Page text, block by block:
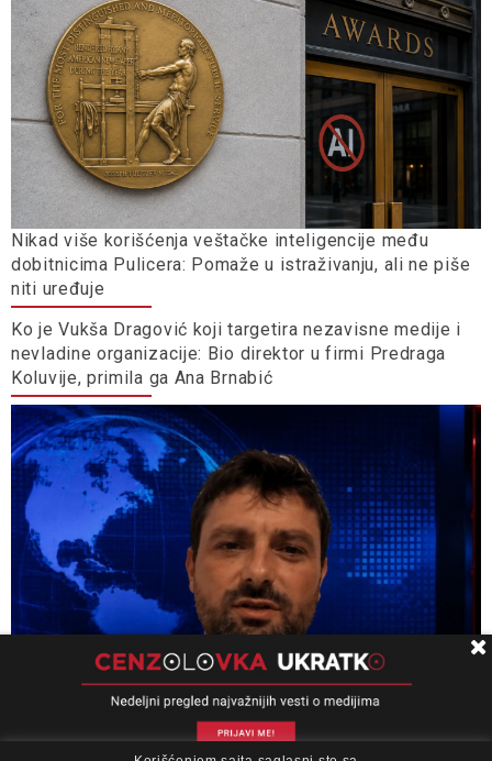
Nikad više korišćenja veštačke inteligencije među
dobitnicima Pulicera: Pomaže u istraživanju, ali ne piše
niti uređuje
Ko je Vukša Dragović koji targetira nezavisne medije i
nevladine organizacije: Bio direktor u firmi Predraga
Koluvije, primila ga Ana Brnabić